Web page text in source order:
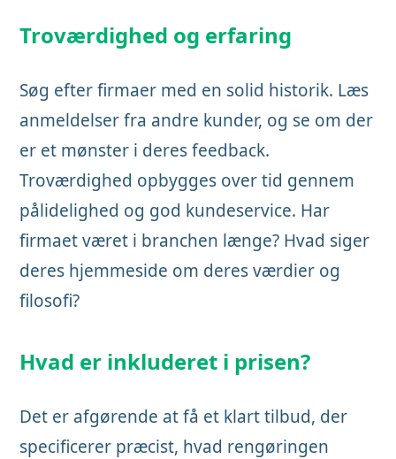
Troværdighed og erfaring
Søg efter firmaer med en solid historik. Læs
anmeldelser fra andre kunder, og se om der
er et mønster i deres feedback.
Troværdighed opbygges over tid gennem
pålidelighed og god kundeservice. Har
firmaet været i branchen længe? Hvad siger
deres hjemmeside om deres værdier og
filosofi?
Hvad er inkluderet i prisen?
Det er afgørende at få et klart tilbud, der
specificerer præcist, hvad rengøringen